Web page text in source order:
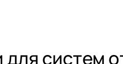
систем